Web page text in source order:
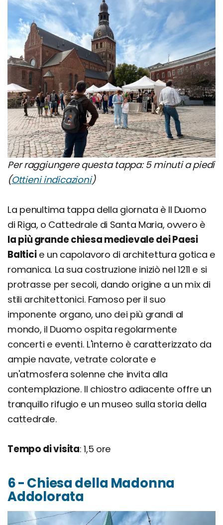
Per raggiungere questa tappa: 5 minuti a piedi
(Ottieni indicazioni)
La penultima tappa della giornata è Il Duomo
di Riga, o Cattedrale di Santa Maria, ovvero è
la più grande chiesa medievale dei Paesi
Balticie un capolavoro di architettura gotica e
romanica. La sua costruzione iniziò nel 1211 e si
protrasse per secoli, dando origine a un mix di
stili architettonici. Famoso per il suo
imponente organo, uno dei più grandi al
mondo, il Duomo ospita regolarmente
concerti e eventi. L'interno è caratterizzato da
ampie navate, vetrate colorate e
un'atmosfera solenne che invita alla
contemplazione. Il chiostro adiacente offre un
tranquillo rifugio e un museo sulla storia della
cattedrale.
Tempo di visita: 1,5 ore
6 - Chiesa della Madonna
Addolorata